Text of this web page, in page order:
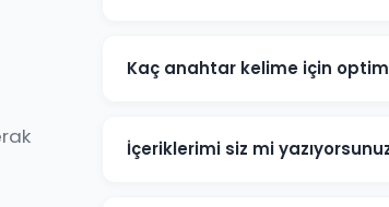
Google'ın algoritmalarına
hedeflere ulaşmak için tüm
Kaç anahtar kelime için
büyüklüğüne göre 20-200+
kelimelere odaklanıyoruz.
İçeriklerimi siz mi